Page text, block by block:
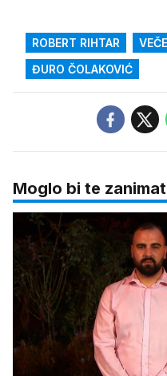
ROBERT RIHTAR
ĐURO ČOLAKOVIĆ
Moglo bi te